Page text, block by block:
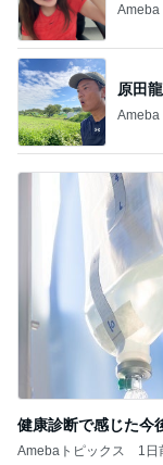
Ameba
原田
Ameba
健康診断で感じた今
Amebaトピックス 1日